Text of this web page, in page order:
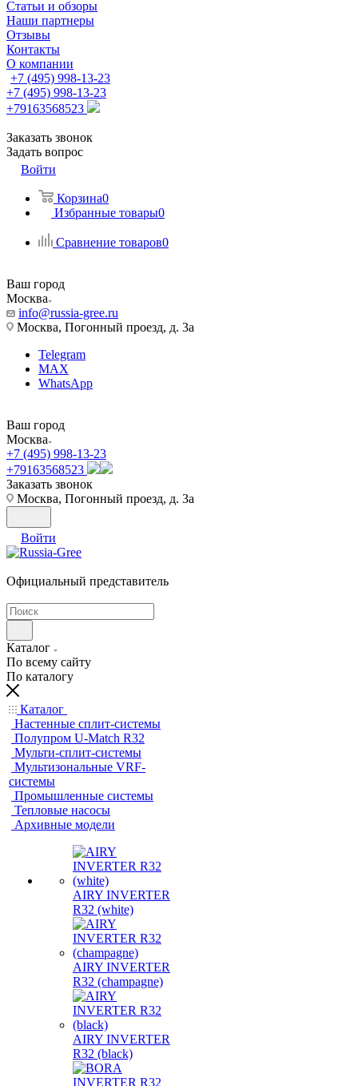
Статьи и обзоры
Наши партнеры
Отзывы
Контакты
О компании
+7 (495) 998-13-23
+7 (495) 998-13-23
+79163568523
Заказать звонок
Задать вопрос
Войти
Корзина0
Избранные товары0
Сравнение товаров0
Ваш город
Москва
info@russia-gree.ru
Москва, Погонный проезд, д. 3а
Telegram
MAX
WhatsApp
Ваш город
Москва
+7 (495) 998-13-23
+79163568523
Заказать звонок
Москва, Погонный проезд, д. 3а
Войти
Официальный представитель
Каталог
По всему сайту
По каталогу
Каталог
Настенные сплит-системы
Полупром U-Match R32
Мульти-сплит-системы
Мультизональные VRF-
системы
Промышленные системы
Тепловые насосы
Архивные модели
AIRY INVERTER
R32 (white)
AIRY INVERTER
R32 (champagne)
AIRY INVERTER
R32 (black)